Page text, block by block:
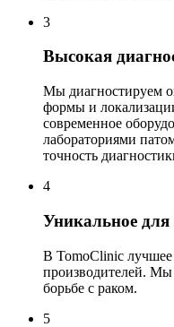
3
Высокая
Мы диагностируем
формы и
современное
лабораториями
точность
4
Уникальное
В TomoClinic
производителей.
борьбе с раком.
5